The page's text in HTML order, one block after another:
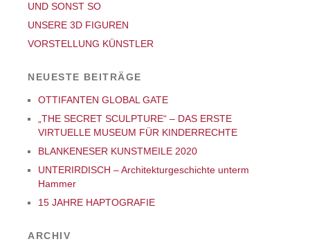
UND SONST SO
UNSERE 3D FIGUREN
VORSTELLUNG KÜNSTLER
NEUESTE BEITRÄGE
OTTIFANTEN GLOBAL GATE
„THE SECRET SCULPTURE“ – DAS ERSTE
VIRTUELLE MUSEUM FÜR KINDERRECHTE
BLANKENESER KUNSTMEILE 2020
UNTERIRDISCH – Architekturgeschichte unterm
Hammer
15 JAHRE HAPTOGRAFIE
ARCHIV